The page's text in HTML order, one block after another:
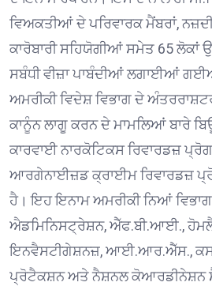
ਵਿਅਕਤੀਆਂ ਦੇ ਪਰਿਵਾਰਕ ਮੈਂਬਰਾਂ,
ਕਾਰੋਬਾਰੀ ਸਹਿਯੋਗੀਆਂ ਸਮੇਤ 65 ਲੋਕਾਂ
ਸਬੰਧੀ ਵੀਜ਼ਾ ਪਾਬੰਦੀਆਂ ਲਗਾਈਆਂ
ਅਮਰੀਕੀ ਵਿਦੇਸ਼ ਵਿਭਾਗ ਦੇ
ਕਾਨੂੰਨ ਲਾਗੂ ਕਰਨ ਦੇ ਮਾਮਲਿਆਂ ਬਾਰੇ
ਕਾਰਵਾਈ ਨਾਰਕੋਟਿਕਸ ਰਿਵਾਰਡਜ਼
ਆਰਗੇਨਾਈਜ਼ਡ ਕ੍ਰਾਈਮ ਰਿਵਾਰਡਜ਼
ਹੈ। ਇਹ ਇਨਾਮ ਅਮਰੀਕੀ ਨਿਆਂ
ਐਡਮਿਨਿਸਟ੍ਰੇਸ਼ਨ, ਐੱਫ.ਬੀ.ਆਈ.,
ਇਨਵੈਸਟੀਗੇਸ਼ਨਜ਼, ਆਈ.ਆਰ.ਐੱਸ.,
ਪ੍ਰੋਟੈਕਸ਼ਨ ਅਤੇ ਨੈਸ਼ਨਲ ਕੋਆਰਡੀਨੇਸ਼ਨ